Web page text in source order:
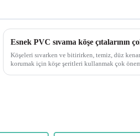
Esnek PVC sıvama köşe çıtalarının
Köşeleri sıvarken ve bitirirken, temiz, düz
korumak için köşe şeritleri kullanmak çok önemlidir. En çok yönlü ve etkili